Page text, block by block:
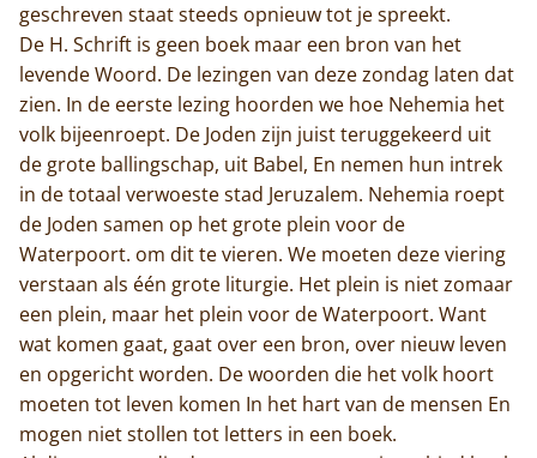
Home
geschreven staat steeds opnieuw tot je spreekt.
De H. Schrift is geen boek maar een bron van het
levende Woord. De lezingen van deze zondag laten dat
zien. In de eerste lezing hoorden we hoe Nehemia het
volk bijeenroept. De Joden zijn juist teruggekeerd uit
de grote ballingschap, uit Babel, En nemen hun intrek
in de totaal verwoeste stad Jeruzalem. Nehemia roept
de Joden samen op het grote plein voor de
Waterpoort. om dit te vieren. We moeten deze viering
verstaan als één grote liturgie. Het plein is niet zomaar
een plein, maar het plein voor de Waterpoort. Want
wat komen gaat, gaat over een bron, over nieuw leven
en opgericht worden. De woorden die het volk hoort
moeten tot leven komen In het hart van de mensen En
mogen niet stollen tot letters in een boek.